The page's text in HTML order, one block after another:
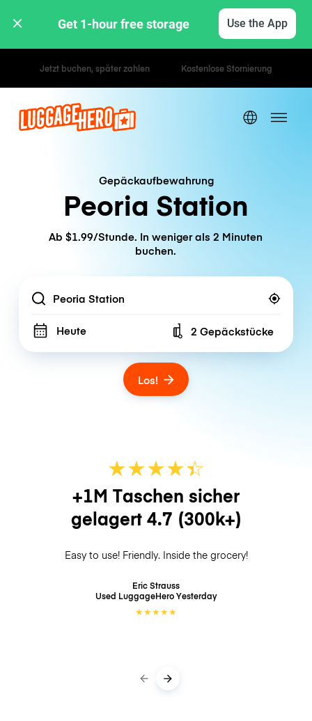
Get 1-hour free storage Use the App
Stunden- / Tagestarife
Gepäckaufbewahrung
Peoria Station
Ab $1.99/Stunde. In weniger als 2 Minuten
buchen.
Location
Heute Number of bags
2 Gepäckstücke
Los!
★★★★☆
★
+1M Taschen sicher
gelagert 4.7 (300k+)
Easy to use! Friendly. Inside the grocery!
Eric Strauss
Used LuggageHeroYesterday
★★★★★